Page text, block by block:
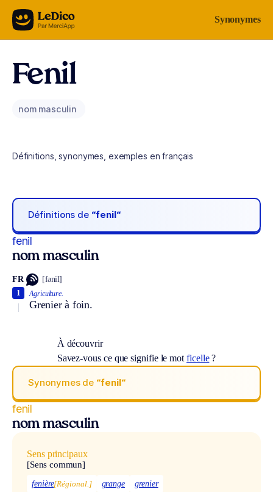
Aller au contenu Synonymes
Fenil
nom masculin
Définitions, synonymes, exemples en français
Définitions de “fenil“
fenil
nom masculin
FR [fənil]
Agriculture.
Grenier à foin.
1
À découvrir
Savez-vous ce que signifie le mot ficelle?
Synonymes de “fenil“
fenil
nom masculin
Sens principaux
[Sens commun]
fenière[Régional.] grange grenier